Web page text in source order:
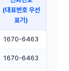
(대표번호 우선
표기)
1670-6463
1670-6463